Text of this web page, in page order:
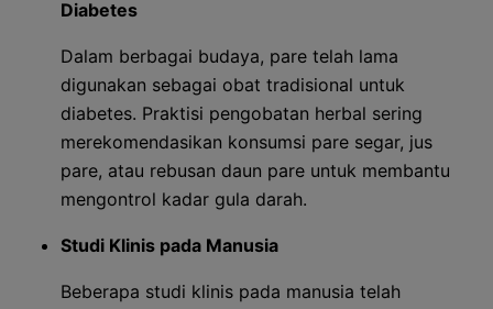
Diabetes
Dalam berbagai budaya, pare telah lama
digunakan sebagai obat tradisional untuk
diabetes. Praktisi pengobatan herbal sering
merekomendasikan konsumsi pare segar, jus
pare, atau rebusan daun pare untuk membantu
mengontrol kadar gula darah.
Studi Klinis pada Manusia
Beberapa studi klinis pada manusia telah